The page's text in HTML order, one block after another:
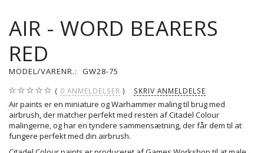
AIR - WORD BEARERS
RED
MODEL/VARENR.: GW28-75
0 ANMELDELSER SKRIV ANMELDELSE
Air paints er en miniature og Warhammer maling til brug med
airbrush, der matcher perfekt med resten af Citadel Colour
malingerne, og har en tyndere sammensætning, der får dem til at
fungere perfekt med din airbrush.